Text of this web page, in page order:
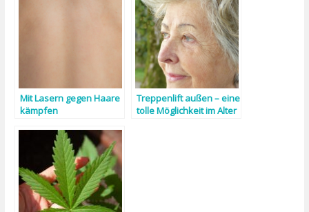
Mit Lasern gegen Haare
kämpfen
Treppenlift außen – eine
tolle Möglichkeit im Alter